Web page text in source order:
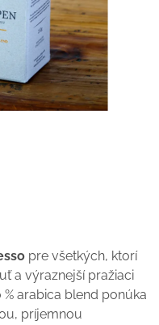
pre všetkých, ktorí
a výraznejší pražiaci
arabica blend ponúka
príjemnou